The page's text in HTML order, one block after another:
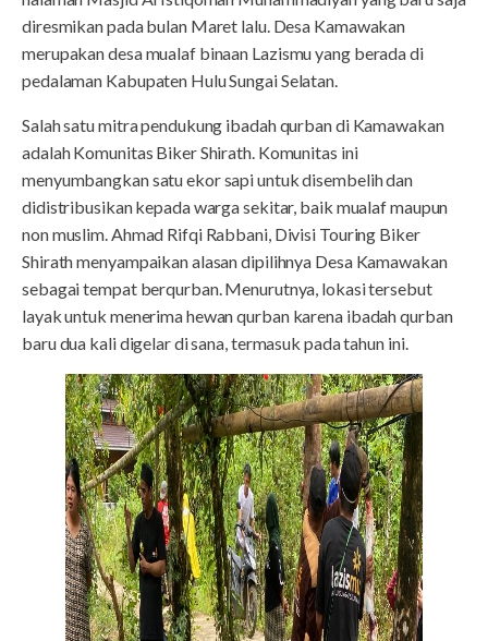
diresmikan pada bulan Maret lalu. Desa Kamawakan
merupakan desa mualaf binaan Lazismu yang berada di
pedalaman Kabupaten Hulu Sungai Selatan.
Salah satu mitra pendukung ibadah qurban di Kamawakan
adalah Komunitas Biker Shirath. Komunitas ini
menyumbangkan satu ekor sapi untuk disembelih dan
didistribusikan kepada warga sekitar, baik mualaf maupun
non muslim. Ahmad Rifqi Rabbani, Divisi Touring Biker
Shirath menyampaikan alasan dipilihnya Desa Kamawakan
sebagai tempat berqurban. Menurutnya, lokasi tersebut
layak untuk menerima hewan qurban karena ibadah qurban
baru dua kali digelar di sana, termasuk pada tahun ini.